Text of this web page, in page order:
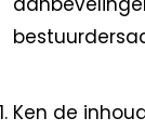
Ken de